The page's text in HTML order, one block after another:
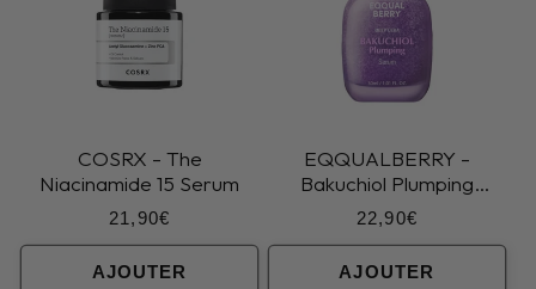
COSRX - The
Niacinamide 15 Serum
Prix
habituel
21,90€
AJOUTER
EQQUALBERRY -
Bakuchiol Plumping
Serum
Prix
habituel
22,90€
AJOUTER